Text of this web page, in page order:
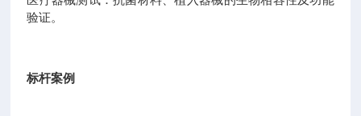
验证。
标杆案例